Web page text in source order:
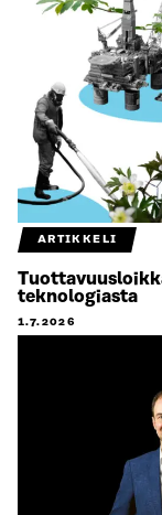
ARTIKKELI
teknologiasta
1.7.2026